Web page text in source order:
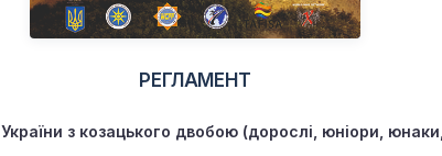
РЕГЛАМЕНТ
з козацького двобою (дорослі, юніори,